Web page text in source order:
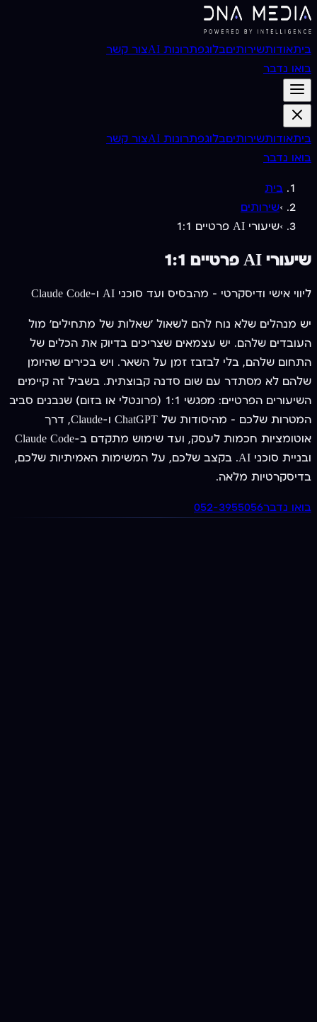
ביתאודותשירותיםבלוגפתרונות AI
צור קשר
בואו נדבר
ביתאודותשירותיםבלוגפתרונות AI
צור קשר
בואו נדבר
בית
›שירותים
›שיעורי AI פרטיים 1:1
שיעורי AI פרטיים 1:1
ליווי אישי ודיסקרטי — מהבסיס ועד סוכני AI ו-Claude Code
יש מנהלים שלא נוח להם לשאול 'שאלות של מתחילים' מול
העובדים שלהם. יש עצמאים שצריכים בדיוק את הכלים של
התחום שלהם, בלי לבזבז זמן על השאר. ויש בכירים שהיומן
שלהם לא מסתדר עם שום סדנה קבוצתית. בשביל זה קיימים
השיעורים הפרטיים: מפגשי 1:1 (פרונטלי או בזום) שנבנים סביב
המטרות שלכם — מהיסודות של ChatGPT ו-Claude, דרך
אוטומציות חכמות לעסק, ועד שימוש מתקדם ב-Claude Code
ובניית סוכני AI. בקצב שלכם, על המשימות האמיתיות שלכם,
בדיסקרטיות מלאה.
בואו נדבר052-3955056